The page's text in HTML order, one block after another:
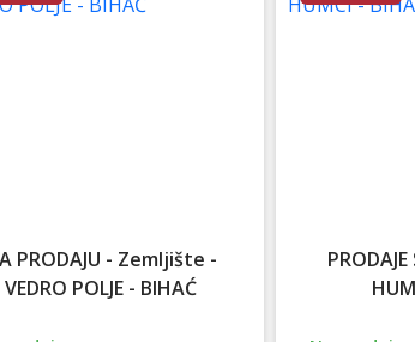
PRODAJU - Zemljište -
VEDRO POLJE - BIHAĆ